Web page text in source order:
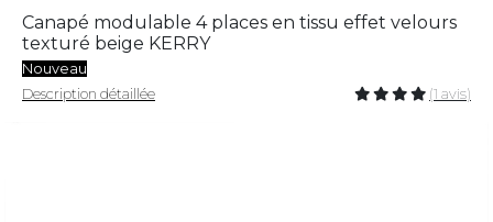
Canapé modulable 4 places en tissu effet velours
texturé beige KERRY
Nouveau
Description détaillée
(1 avis)